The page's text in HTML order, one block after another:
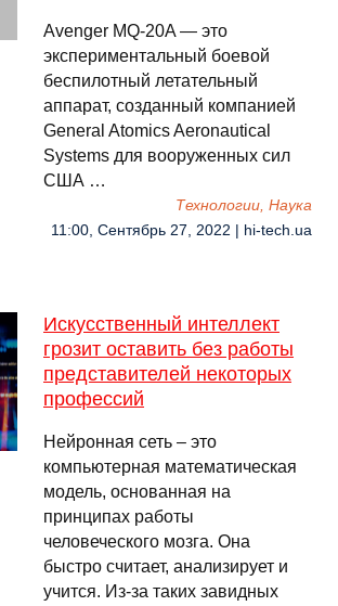
Avenger MQ-20A — это
экспериментальный боевой
беспилотный летательный
аппарат, созданный компанией
General Atomics Aeronautical
Systems для вооруженных сил
США …
Технологии, Наука
11:00, Сентябрь 27, 2022 | hi-tech.ua
Искусственный интеллект
грозит оставить без работы
представителей некоторых
профессий
Нейронная сеть – это
компьютерная математическая
модель, основанная на
принципах работы
человеческого мозга. Она
быстро считает, анализирует и
учится. Из-за таких завидных